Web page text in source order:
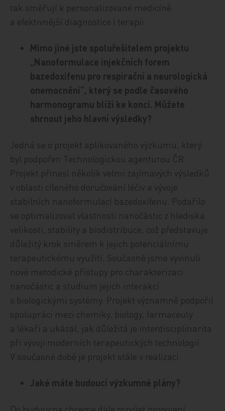
tak směřují k personalizované medicíně
a efektivnější diagnostice i terapii.
Mimo jiné jste spoluřešitelem projektu
„Nanoformulace injekčních forem
bazedoxifenu pro respirační a neurologická
onemocnění“, který se podle časového
harmonogramu blíží ke konci. Můžete
shrnout jeho hlavní výsledky?
Jedná se o projekt aplikovaného výzkumu, který
byl podpořen Technologickou agenturou ČR.
Projekt přinesl několik velmi zajímavých výsledků
v oblasti cíleného doručování léčiv a vývoje
stabilních nanoformulací bazedoxifenu. Podařilo
se optimalizovat vlastnosti nanočástic z hlediska
velikosti, stability a biodistribuce, což představuje
důležitý krok směrem k jejich potenciálnímu
terapeutickému využití. Současně jsme vyvinuli
nové metodické přístupy pro charakterizaci
nanočástic a studium jejich interakcí
s biologickými systémy. Projekt významně podpořil
spolupráci mezi chemiky, biology, farmaceuty
a lékaři a ukázal, jak důležitá je interdisciplinarita
při vývoji moderních terapeutických technologií.
V současné době je projekt stále v realizaci.
Jaké máte budoucí výzkumné plány?